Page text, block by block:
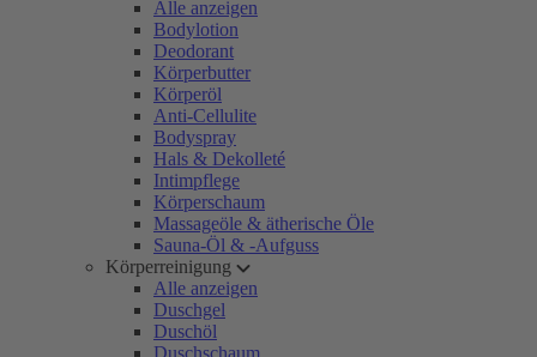
Alle anzeigen
Bodylotion
Deodorant
Körperbutter
Körperöl
Anti-Cellulite
Bodyspray
Hals & Dekolleté
Intimpflege
Körperschaum
Massageöle & ätherische Öle
Sauna-Öl & -Aufguss
Körperreinigung
Alle anzeigen
Duschgel
Duschöl
Duschschaum